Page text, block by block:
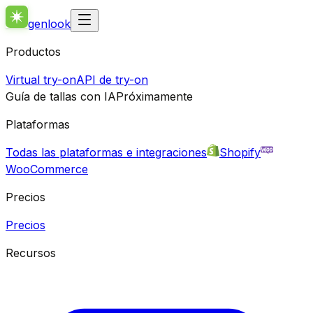
genlook
Productos
Virtual try-onAPI de try-on
Guía de tallas con IAPróximamente
Plataformas
Todas las plataformas e integraciones
Shopify
WooCommerce
Precios
Precios
Recursos